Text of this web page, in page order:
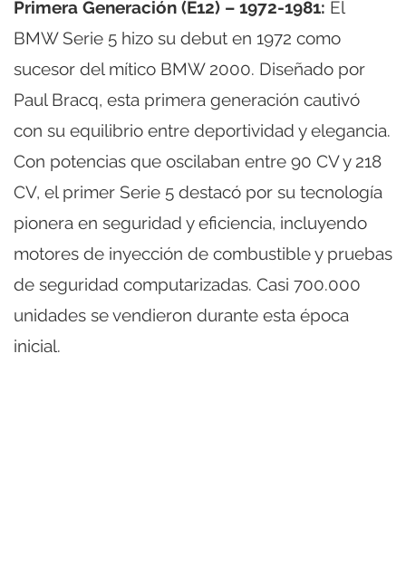
Primera Generación (E12) – 1972-1981: El
BMW Serie 5 hizo su debut en 1972 como
sucesor del mítico BMW 2000. Diseñado por
Paul Bracq, esta primera generación cautivó
con su equilibrio entre deportividad y elegancia.
Con potencias que oscilaban entre 90 CV y 218
CV, el primer Serie 5 destacó por su tecnología
pionera en seguridad y eficiencia, incluyendo
motores de inyección de combustible y pruebas
de seguridad computarizadas. Casi 700.000
unidades se vendieron durante esta época
inicial.